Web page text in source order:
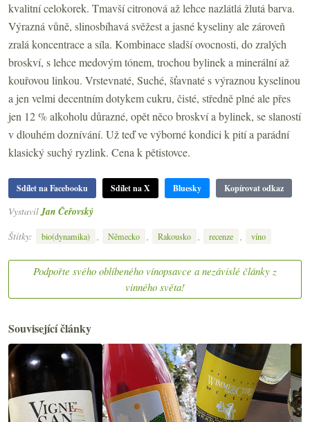
kvalitní celokorek. Tmavší citronová až lehce nazlátlá žlutá barva.
Výrazná vůně, slinosbíhavá svěžest a jasné kyseliny ale zároveň
zralá koncentrace a síla. Kombinace sladší ovocnosti, do zralých
broskví, s lehce medovým tónem, trochou bylinek a minerální až
kouřovou linkou. Vrstevnaté, Suché, šťavnaté s výraznou kyselinou
a jen velmi decentním dotykem cukru, čisté, středně plné ale přes
jen 12 % alkoholu důrazné, opět něco broskví a bylinek, se slaností
v dlouhém doznívání. Už teď ve výborné kondici k pití a parádní
klasický suchý ryzlink. Cena k pětistovce.
Sdílet na Facebooku Sdílet na X Bluesky Kopírovat odkaz
Vystavil Jan Čeřovský
Štítky:
bio(dynamika) , Německo , Rakousko , recenze , víno
Podpořte svého oblíbeného vínopsavce a nezávislé články z
vinného světa!
Související články